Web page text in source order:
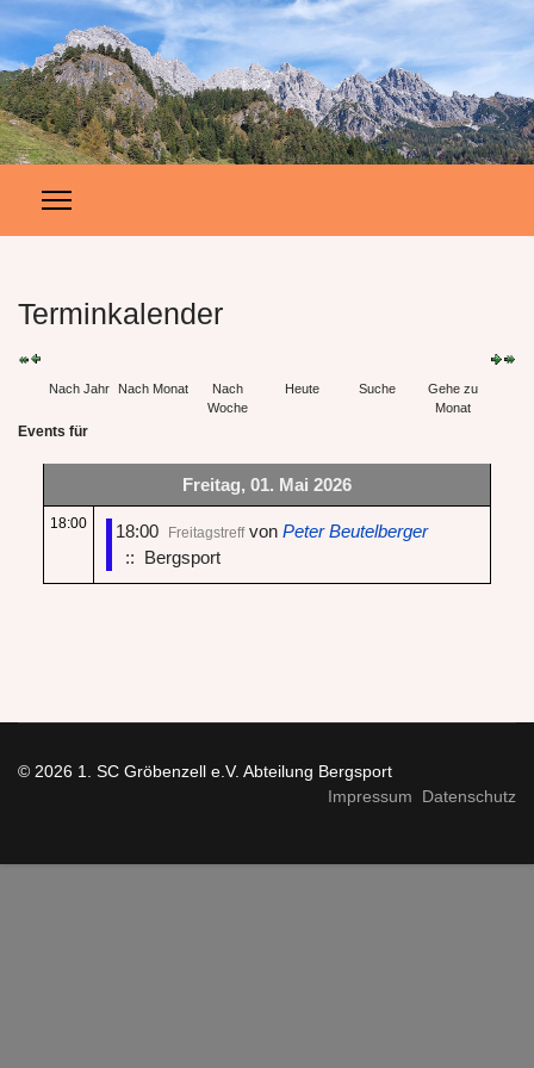
Terminkalender
Nach Jahr Nach Monat
Nach
Woche
Heute Suche
Gehe zu
Monat
Events für
Freitag, 01. Mai 2026
18:00 18:00 Freitagstreffvon Peter Beutelberger
:: Bergsport
© 2026 1. SC Gröbenzell e.V. Abteilung Bergsport
Impressum
Datenschutz